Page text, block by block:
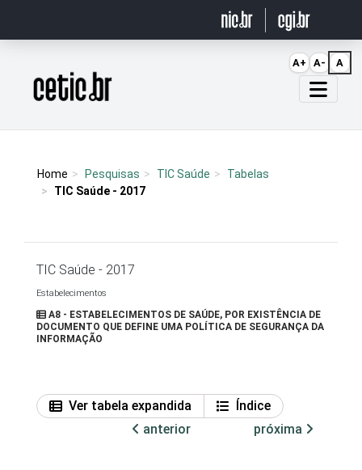
Página inicial
Home Pesquisas TIC Saúde
Tabelas
TIC Saúde - 2017
TIC Saúde - 2017
Estabelecimentos
A8 - ESTABELECIMENTOS DE SAÚDE, POR EXISTÊNCIA DE
DOCUMENTO QUE DEFINE UMA POLÍTICA DE SEGURANÇA DA
INFORMAÇÃO
Ver tabela expandida
Índice
anterior
próxima
A+ A- A